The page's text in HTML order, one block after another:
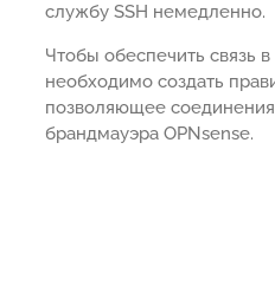
службу SSH немедленно.
Чтобы обеспечить связь
необходимо создать
позволяющее
брандмауэра OPNsense.